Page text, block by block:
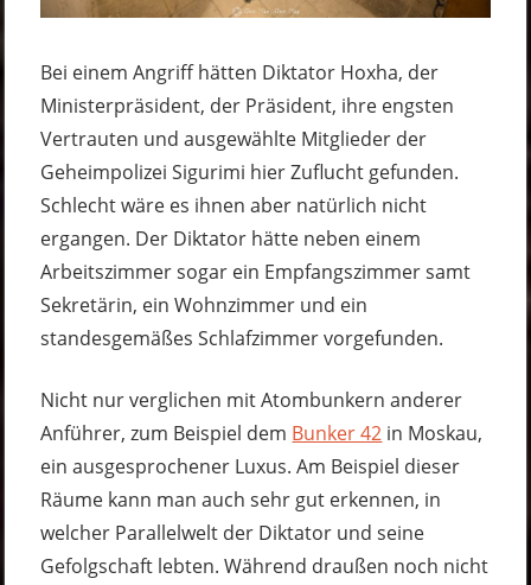
Bei einem Angriff hätten Diktator Hoxha, der
Ministerpräsident, der Präsident, ihre engsten
Vertrauten und ausgewählte Mitglieder der
Geheimpolizei Sigurimi hier Zuflucht gefunden.
Schlecht wäre es ihnen aber natürlich nicht
ergangen. Der Diktator hätte neben einem
Arbeitszimmer sogar ein Empfangszimmer samt
Sekretärin, ein Wohnzimmer und ein
standesgemäßes Schlafzimmer vorgefunden.
Nicht nur verglichen mit Atombunkern anderer
Anführer, zum Beispiel dem Bunker 42 in Moskau,
ein ausgesprochener Luxus. Am Beispiel dieser
Räume kann man auch sehr gut erkennen, in
welcher Parallelwelt der Diktator und seine
Gefolgschaft lebten. Während draußen noch nicht